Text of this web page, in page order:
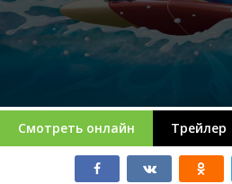
Смотреть онлайн Трейлер